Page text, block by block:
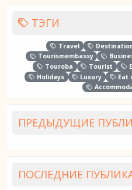
ТЭГИ
Travel
Tourismembassy
Touroba
Tourist
Holidays
Luxury Eat
ПРЕДЫДУЩИЕ
ПОСЛЕДНИЕ